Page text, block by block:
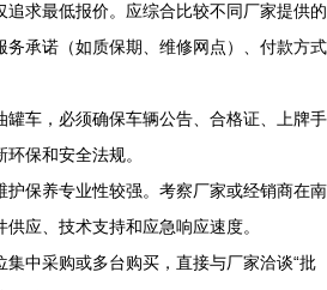
追求最低报价。应综合比较不同厂家提供的
务承诺（如质保期、维修网点）、付款方式
罐车，必须确保车辆公告、合格证、上牌手
保和安全法规。
护保养专业性较强。考察厂家或经销商在南
应、技术支持和应急响应速度。
集中采购或多台购买，直接与厂家洽谈“批